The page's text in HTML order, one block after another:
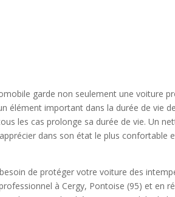
garde non seulement une voiture
élément important dans la durée de vie
les cas prolonge sa durée de vie. Un
dans son état le plus confortable
de protéger votre voiture des
à Cergy, Pontoise (95) et en